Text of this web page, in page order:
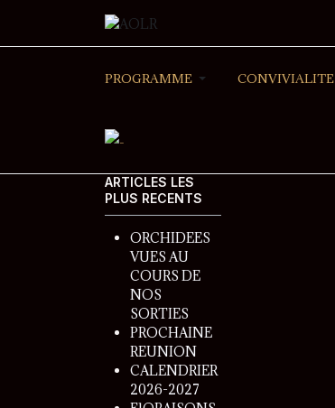
PROGRAMME CONVIVIALITE
ARTICLES LES
PLUS RECENTS
ORCHIDEES
VUES AU
COURS DE
NOS
SORTIES
PROCHAINE
REUNION
CALENDRIER
2026-2027